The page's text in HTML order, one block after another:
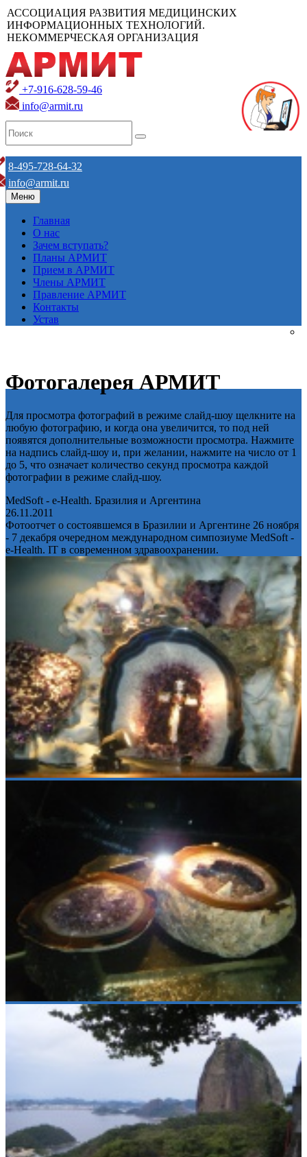
АССОЦИАЦИЯ РАЗВИТИЯ МЕДИЦИНСКИХ
ИНФОРМАЦИОННЫХ ТЕХНОЛОГИЙ.
НЕКОММЕРЧЕСКАЯ ОРГАНИЗАЦИЯ
+7-916-628-59-46
info@armit.ru
8-495-728-64-32
info@armit.ru
Меню
Главная
О нас
Зачем вступать?
Планы АРМИТ
Прием в АРМИТ
Члены АРМИТ
Правление АРМИТ
Контакты
Устав
Фотогалерея АРМИТ
Для просмотра фотографий в режиме слайд-шоу щелкните на
любую фотографию, и когда она увеличится, то под ней
появятся дополнительные возможности просмотра. Нажмите
на надпись слайд-шоу и, при желании, нажмите на число от 1
до 5, что означает количество секунд просмотра каждой
фотографии в режиме слайд-шоу.
MedSoft - e-Health. Бразилия и Аргентина
26.11.2011
Фотоотчет о состоявшемся в Бразилии и Аргентине 26 ноября
- 7 декабря очередном международном симпозиуме MedSoft -
e-Health. IT в современном здравоохранении.